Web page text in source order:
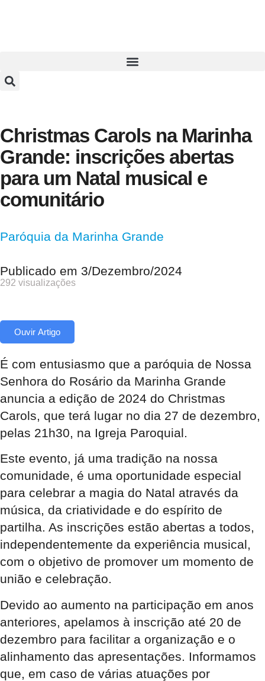
Christmas Carols na Marinha
Grande: inscrições abertas
para um Natal musical e
comunitário
Paróquia da Marinha Grande
Publicado em 3/Dezembro/2024
292 visualizações
Ouvir Artigo
É com entusiasmo que a paróquia de Nossa
Senhora do Rosário da Marinha Grande
anuncia a edição de 2024 do Christmas
Carols, que terá lugar no dia 27 de dezembro,
pelas 21h30, na Igreja Paroquial.
Este evento, já uma tradição na nossa
comunidade, é uma oportunidade especial
para celebrar a magia do Natal através da
música, da criatividade e do espírito de
partilha. As inscrições estão abertas a todos,
independentemente da experiência musical,
com o objetivo de promover um momento de
união e celebração.
Devido ao aumento na participação em anos
anteriores, apelamos à inscrição até 20 de
dezembro para facilitar a organização e o
alinhamento das apresentações. Informamos
que, em caso de várias atuações por